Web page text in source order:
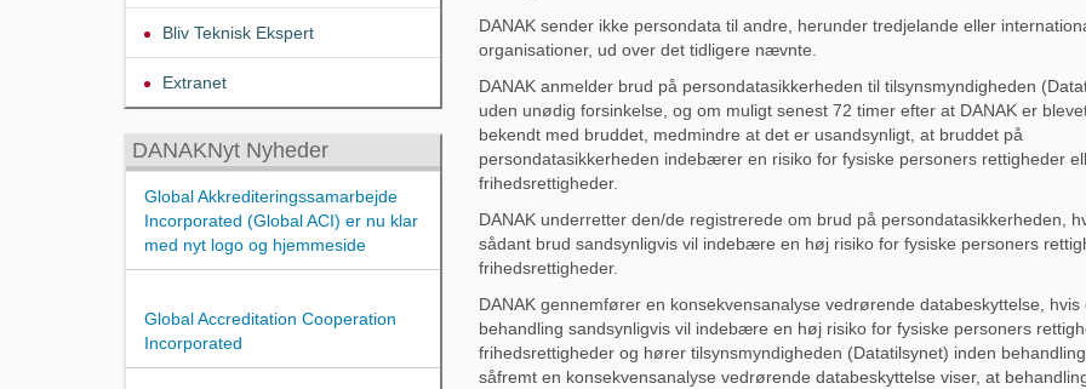
DANAK sender ikke persondata til andre, herunder tredjelande eller
organisationer, ud over det tidligere nævnte.
DANAK anmelder brud på persondatasikkerheden til tilsynsmyndigheden
uden unødig forsinkelse, og om muligt senest 72 timer efter at DANAK er
bekendt med bruddet, medmindre at det er usandsynligt, at bruddet på
persondatasikkerheden indebærer en risiko for fysiske personers rettigheder
frihedsrettigheder.
DANAK underretter den/de registrerede om brud på persondatasikkerheden,
sådant brud sandsynligvis vil indebære en høj risiko for fysiske personers
frihedsrettigheder.
DANAK gennemfører en konsekvensanalyse vedrørende databeskyttelse, hvis
behandling sandsynligvis vil indebære en høj risiko for fysiske personers
frihedsrettigheder og hører tilsynsmyndigheden (Datatilsynet) inden behandling,
såfremt en konsekvensanalyse vedrørende databeskyttelse viser, at
Bliv Teknisk Ekspert
Extranet
DANAKNyt Nyheder
Global Akkrediteringssamarbejde
Incorporated (Global ACI) er nu klar
med nyt logo og hjemmeside
Global Accreditation Cooperation
Incorporated